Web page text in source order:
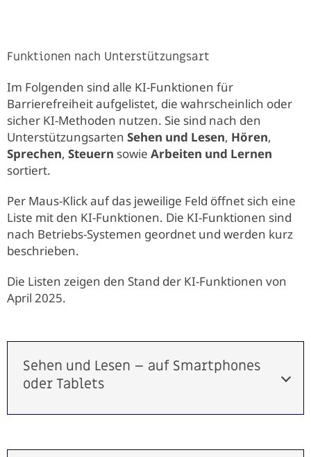
Funktionen nach Unterstützungsart
Im Folgenden sind alle KI-Funktionen für
Barrierefreiheit aufgelistet, die wahrscheinlich oder
sicher KI-Methoden nutzen. Sie sind nach den
Unterstützungsarten Sehen und Lesen, Hören,
Sprechen, Steuern sowie Arbeiten und Lernen
sortiert.
Per Maus-Klick auf das jeweilige Feld öffnet sich eine
Liste mit den KI-Funktionen. Die KI-Funktionen sind
nach Betriebs-Systemen geordnet und werden kurz
beschrieben.
Die Listen zeigen den Stand der KI-Funktionen von
April 2025.
Sehen und Lesen – auf Smartphones
oder Tablets